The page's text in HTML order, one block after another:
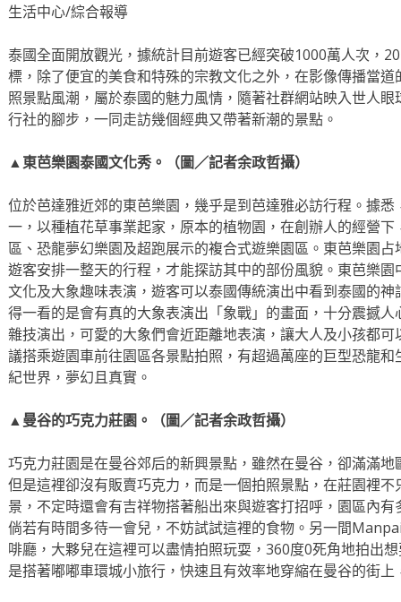
生活中心/綜合報導
泰國全面開放觀光，據統計目前遊客已經突破1000萬人次，
標，除了便宜的美食和特殊的宗教文化之外，在影像傳播當
照景點風潮，屬於泰國的魅力風情，隨著社群網站映入世人
行社的腳步，一同走訪幾個經典又帶著新潮的景點。
▲東芭樂園泰國文化秀。（圖／記者余政哲攝）
位於芭達雅近郊的東芭樂園，幾乎是到芭達雅必訪行程。據
一，以種植花草事業起家，原本的植物園，在創辦人的經營
區、恐龍夢幻樂園及超跑展示的複合式遊樂園區。東芭樂園
遊客安排一整天的行程，才能探訪其中的部份風貌。東芭樂
文化及大象趣味表演，遊客可以泰國傳統演出中看到泰國的
得一看的是會有真的大象表演出「象戰」的畫面，十分震撼
雜技演出，可愛的大象們會近距離地表演，讓大人及小孩都
議搭乘遊園車前往園區各景點拍照，有超過萬座的巨型恐龍
紀世界，夢幻且真實。
▲曼谷的巧克力莊園。（圖／記者余政哲攝）
巧克力莊園是在曼谷郊后的新興景點，雖然在曼谷，卻滿滿
但是這裡卻沒有販賣巧克力，而是一個拍照景點，在莊園裡
景，不定時還會有吉祥物搭著船出來與遊客打招呼，園區內
倘若有時間多待一會兒，不妨試試這裡的食物。另一間
啡廳，大夥兒在這裡可以盡情拍照玩耍，360度0死角地拍出
是搭著嘟嘟車環城小旅行，快速且有效率地穿縮在曼谷的街